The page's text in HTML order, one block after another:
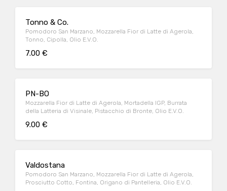
Tonno & Co.
Pomodoro San Marzano, Mozzarella Fior di Latte di Agerola,
Tonno, Cipolla, Olio E.V.O.
7.00 €
PN-BO
Mozzarella Fior di Latte di Agerola, Mortadella IGP, Burrata
della Latteria di Visinale, Pistacchio di Bronte, Olio E.V.O.
9.00 €
Valdostana
Pomodoro San Marzano, Mozzarella Fior di Latte di Agerola,
Prosciutto Cotto, Fontina, Origano di Pantelleria, Olio E.V.O.